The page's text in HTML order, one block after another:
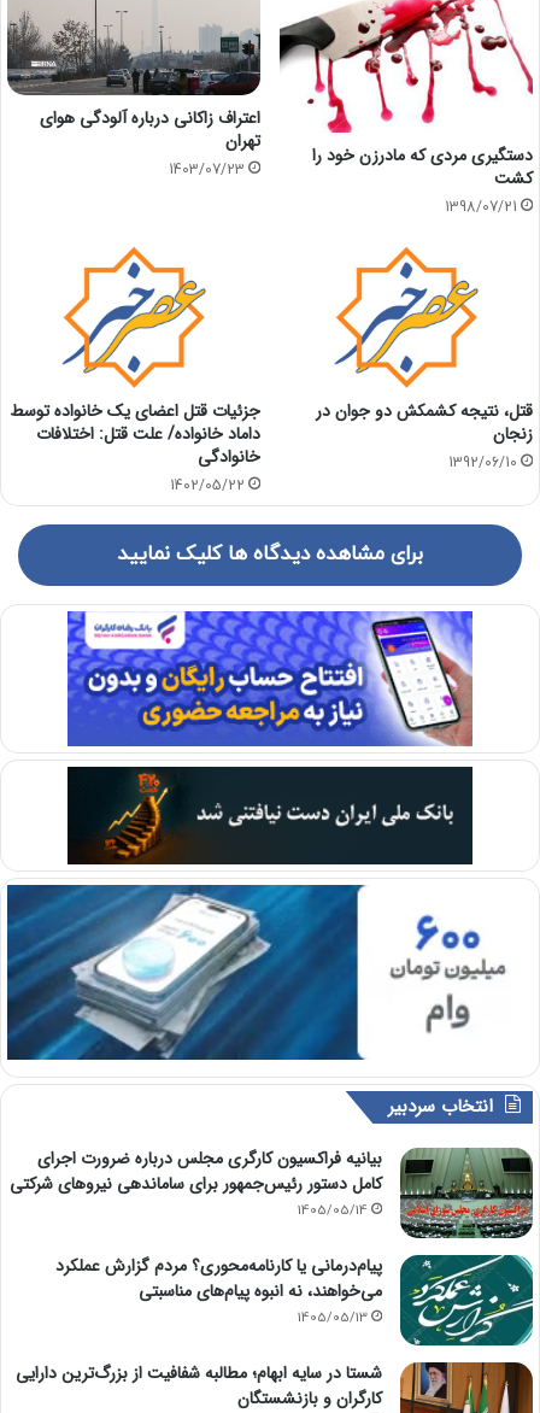
دستگیری مردی که مادرزن خود را
کشت
1398/07/21
اعتراف زاکانی درباره آلودگی هوای
تهران
1403/07/23
قتل، نتیجه کشمکش دو جوان در
زنجان
1392/06/10
جزئیات قتل اعضای یک خانواده توسط
داماد خانواده/ علت قتل: اختلافات
خانوادگی
1402/05/22
برای مشاهده دیدگاه ها کلیک نمایید
انتخاب سردبیر
بیانیه فراکسیون کارگری مجلس درباره ضرورت اجرای
کامل دستور رئیس‌جمهور برای ساماندهی نیروهای شرکتی
1405/05/14
پیام‌درمانی یا کارنامه‌محوری؟ مردم گزارش عملکرد
می‌خواهند، نه انبوه پیام‌های مناسبتی
1405/05/13
شستا در سایه ابهام؛ مطالبه شفافیت از بزرگ‌ترین دارایی
کارگران و بازنشستگان